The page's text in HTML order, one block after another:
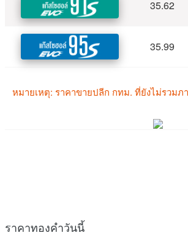
ราคาทองคำวันนี้